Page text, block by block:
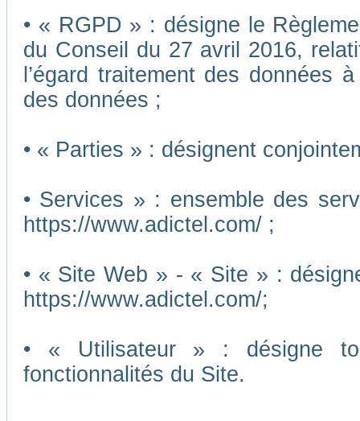
• « RGPD » : désigne le
du Conseil du 27 avril 2016,
l’égard traitement des données
des données ;
• « Parties » : désignent
• Services » : ensemble des
https://www.adictel.com/ ;
• « Site Web » - « Site » :
https://www.adictel.com/;
• « Utilisateur » : désigne
fonctionnalités du Site.